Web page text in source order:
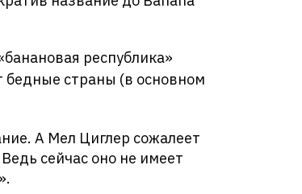
республика»
бедные страны (в основном
А Мел Циглер сожалеет
сейчас оно не имеет